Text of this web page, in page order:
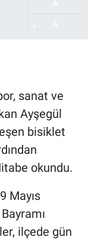
sanat ve
Ayşegül
bisiklet
okundu.
Mayıs
ilçede gün